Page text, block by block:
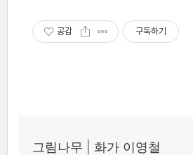
공감 구독하기
그림나무 | 화가 이영철